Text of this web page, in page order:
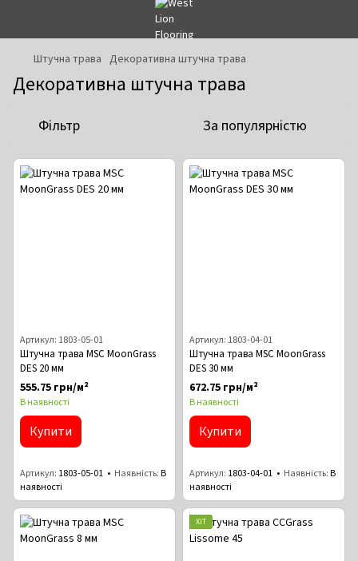
Штучна трава Декоративна штучна трава
Декоративна штучна трава
Фільтр За популярністю
Артикул: 1803-05-01
Штучна трава MSC MoonGrass
DES 20 мм
555.75 грн/м²
В наявності
Купити
Артикул 1803-05-01 Наявність В
наявності
Артикул: 1803-04-01
Штучна трава MSC MoonGrass
DES 30 мм
672.75 грн/м²
В наявності
Купити
Артикул 1803-04-01 Наявність В
наявності
ХІТ